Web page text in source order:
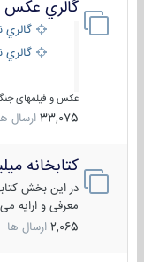
گالري عكس و
گالري
گالري
عکس و فیلمهای
33,075 ارسال ها
کتابخانه
در این بخش
معرفی و ارایه می
2,065 ارسال ها